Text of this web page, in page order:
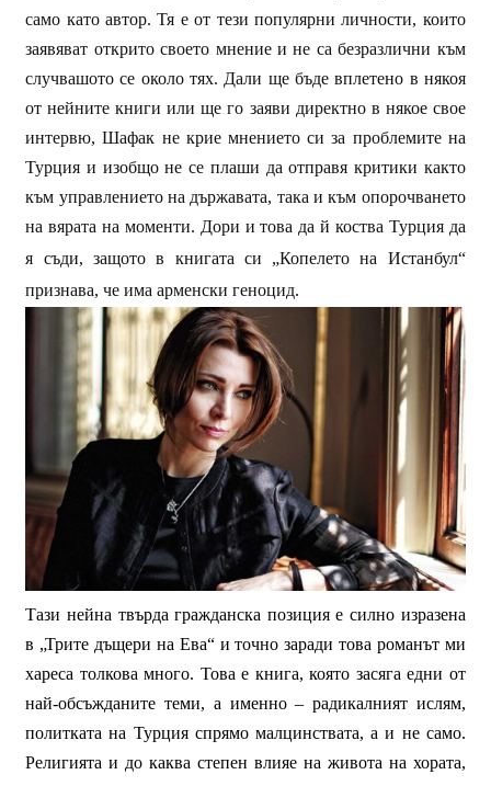
само като автор. Тя е от тези популярни личности, които
заявяват открито своето мнение и не са безразлични към
случвашото се около тях. Дали ще бъде вплетено в някоя
от нейните книги или ще го заяви директно в някое свое
интервю, Шафак не крие мнението си за проблемите на
Турция и изобщо не се плаши да отправя критики както
към управлението на държавата, така и към опорочването
на вярата на моменти. Дори и това да й коства Турция да
я съди, защото в книгата си „Копелето на Истанбул“
признава, че има арменски геноцид.
Тази нейна твърда гражданска позиция е силно изразена
в „Трите дъщери на Ева“ и точно заради това романът ми
хареса толкова много. Това е книга, която засяга едни от
най-обсъжданите теми, а именно – радикалният ислям,
политката на Турция спрямо малцинствата, а и не само.
Религията и до каква степен влияе на живота на хората,